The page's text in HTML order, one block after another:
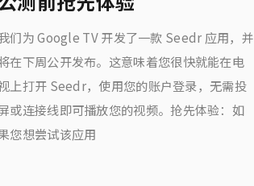
们为 Google TV 开发了一款 Seedr 应用，并
在下周公开发布。这意味着您很快就能在电
上打开 Seedr，使用您的账户登录，无需投
或连接线即可播放您的视频。抢先体验：如
您想尝试该应用